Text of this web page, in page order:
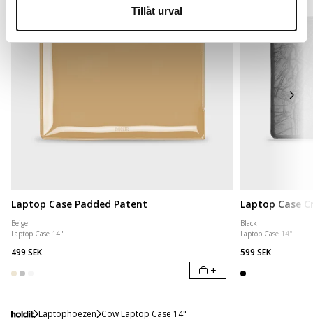
Tillåt urval
Laptop Case Padded Patent
Beige
Laptop Case 14"
499 SEK
+
Laptop Case
Black
Laptop Case 14"
599 SEK
Laptophoezen Cow Laptop Case 14"